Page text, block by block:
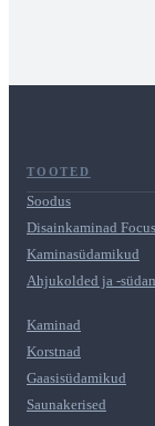
TOOTED
Soodus
Disainkaminad Focus
Kaminasüdamikud
Ahjukolded ja -
Kaminad
Korstnad
Gaasisüdamikud
Saunakerised